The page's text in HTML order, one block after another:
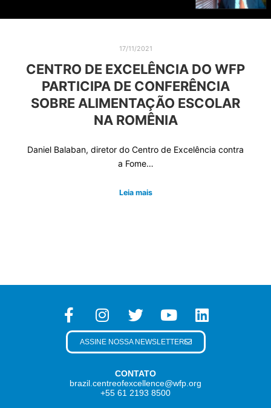
17/11/2021
CENTRO DE EXCELÊNCIA DO WFP
PARTICIPA DE CONFERÊNCIA
SOBRE ALIMENTAÇÃO ESCOLAR
NA ROMÊNIA
Daniel Balaban, diretor do Centro de Excelência contra
a Fome…
Leia mais
CONTATO
brazil.centreofexcellence@wfp.org
+55 61 2193 8500
ASSINE NOSSA NEWSLETTER